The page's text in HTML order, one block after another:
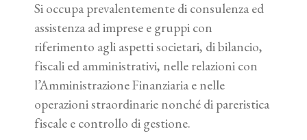
Si occupa prevalentemente di consulenza ed
assistenza ad imprese e gruppi con
riferimento agli aspetti societari, di bilancio,
fiscali ed amministrativi, nelle relazioni con
l’Amministrazione Finanziaria e nelle
operazioni straordinarie nonché di pareristica
fiscale e controllo di gestione.